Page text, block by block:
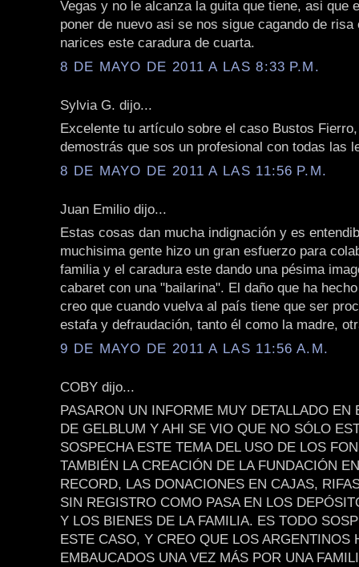
Vegas y no le alcanza la guita que tiene, asi que
poner de nuevo asi se nos sigue cagando de risa
narices este caradura de cuarta.
8 DE MAYO DE 2011 A LAS 8:33 P.M.
Sylvia G. dijo...
Excelente tu artículo sobre el caso Bustos
demostrás que sos un profesional con todas las
8 DE MAYO DE 2011 A LAS 11:56 P.M.
Juan Emilio dijo...
Estas cosas dan mucha indignación y es
muchisima gente hizo un gran esfuerzo para
familia y el caradura este dando una pésima
cabaret con una "bailarina". El daño que ha
creo que cuando vuelva al país tiene que ser
estafa y defraudación, tanto él como la madre,
9 DE MAYO DE 2011 A LAS 11:56 A.M.
COBY dijo...
PASARON UN INFORME MUY DETALLADO EN
DE GELBLUM Y AHI SE VIO QUE NO SÓLO
SOSPECHA ESTE TEMA DEL USO DE LOS
TAMBIÉN LA CREACIÓN DE LA FUNDACIÓN
RECORD, LAS DONACIONES EN CAJAS,
SIN REGISTRO COMO PASA EN LOS
Y LOS BIENES DE LA FAMILIA. ES TODO
ESTE CASO, Y CREO QUE LOS ARGENTINOS
EMBAUCADOS UNA VEZ MÁS POR UNA